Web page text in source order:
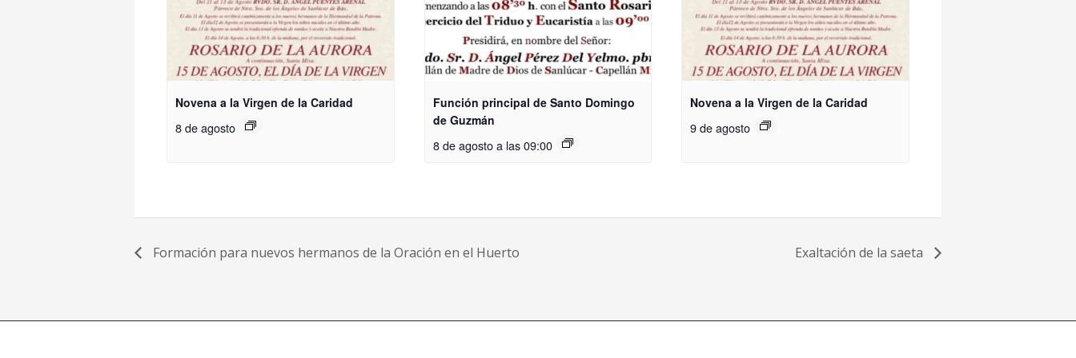
Novena a la Virgen de la Caridad
8 de agosto
Función principal de Santo Domingo
de Guzmán
8 de agosto a las 09:00
Novena a la Virgen de la Caridad
9 de agosto
Formación para nuevos hermanos de la Oración en el Huerto Exaltación de la saeta